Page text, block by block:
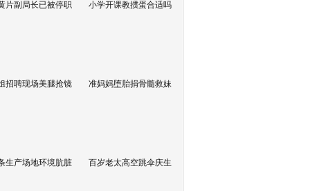
片副局长已被停职 小学开课教掼蛋合适吗
招聘现场美腿抢镜 准妈妈堕胎捐骨髓救妹
生产场地环境肮脏 百岁老太高空跳伞庆生